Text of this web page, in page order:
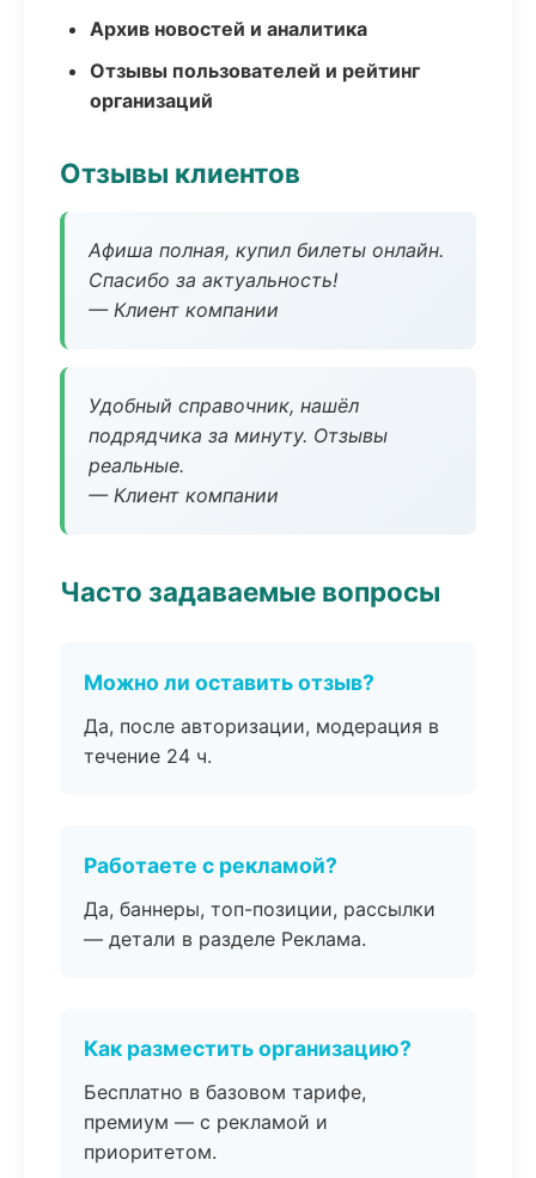
Архив новостей и аналитика
Отзывы пользователей и рейтинг
организаций
Отзывы клиентов
Афиша полная, купил билеты онлайн.
Спасибо за актуальность!
— Клиент компании
Удобный справочник, нашёл
подрядчика за минуту. Отзывы
реальные.
— Клиент компании
Часто задаваемые вопросы
Можно ли оставить отзыв?
Да, после авторизации, модерация в
течение 24 ч.
Работаете с рекламой?
Да, баннеры, топ-позиции, рассылки
— детали в разделе Реклама.
Как разместить организацию?
Бесплатно в базовом тарифе,
премиум — с рекламой и
приоритетом.